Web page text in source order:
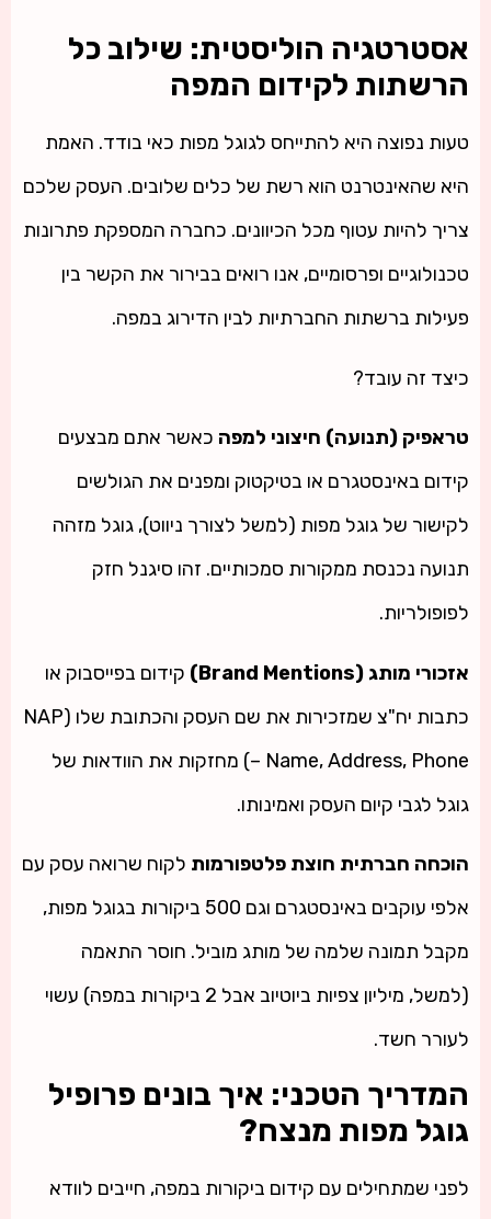
אסטרטגיה הוליסטית: שילוב כל
הרשתות לקידום המפה
טעות נפוצה היא להתייחס לגוגל מפות כאי בודד. האמת
היא שהאינטרנט הוא רשת של כלים שלובים. העסק שלכם
צריך להיות עטוף מכל הכיוונים. כחברה המספקת פתרונות
טכנולוגיים ופרסומיים, אנו רואים בבירור את הקשר בין
פעילות ברשתות החברתיות לבין הדירוג במפה.
כיצד זה עובד?
טראפיק (תנועה) חיצוני למפה כאשר אתם מבצעים
קידום באינסטגרם או בטיקטוק ומפנים את הגולשים
לקישור של גוגל מפות (למשל לצורך ניווט), גוגל מזהה
תנועה נכנסת ממקורות סמכותיים. זהו סיגנל חזק
לפופולריות.
אזכורי מותג (Brand Mentions)
קידום בפייסבוק או
כתבות יח"צ שמזכירות את שם העסק והכתובת שלו (NAP
– Name, Address, Phone) מחזקות את הוודאות של
גוגל לגבי קיום העסק ואמינותו.
הוכחה חברתית חוצת פלטפורמות לקוח שרואה עסק עם
אלפי עוקבים באינסטגרם וגם 500 ביקורות בגוגל מפות,
מקבל תמונה שלמה של מותג מוביל. חוסר התאמה
(למשל, מיליון צפיות ביוטיוב אבל 2 ביקורות במפה) עשוי
לעורר חשד.
המדריך הטכני: איך בונים פרופיל
גוגל מפות מנצח?
לפני שמתחילים עם קידום ביקורות במפה, חייבים לוודא